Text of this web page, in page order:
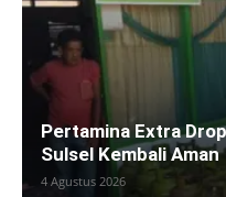
Pertamina Extra
Sulsel Kembali Aman
4 Agustus 2026